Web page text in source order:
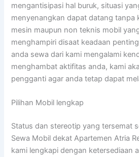
mengantisipasi hal buruk, situasi
menyenangkan dapat datang tanpa
mesin maupun non teknis mobil
menghampiri disaat keadaan
anda sewa dari kami mengalami
menghambat aktifitas anda, kami
pengganti agar anda tetap dapat
Pilihan Mobil lengkap
Status dan stereotip yang tersemat
Sewa Mobil dekat Apartemen Atria
kami lengkapi dengan ketersediaan